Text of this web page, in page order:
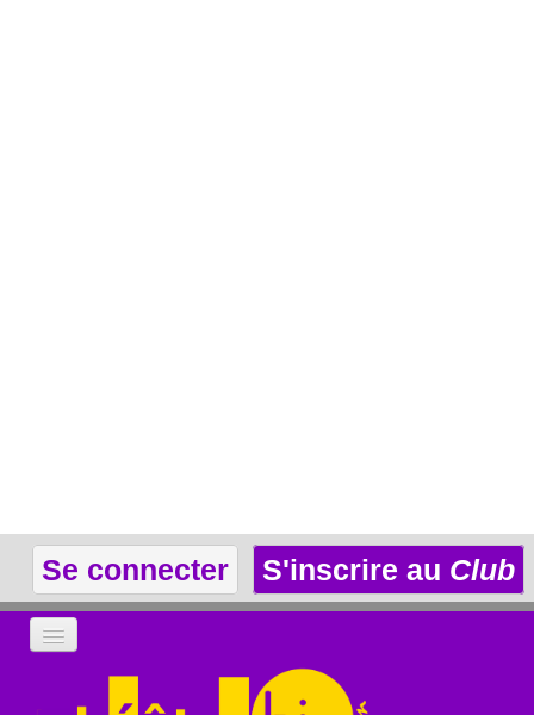
Se connecter S'inscrire au Club
LA THÉÂTROTHÈQUE